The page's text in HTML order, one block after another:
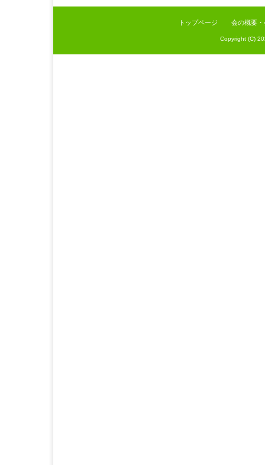
トップページ 会の概要・
Copyright (C)